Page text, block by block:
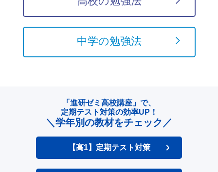
中学の勉強法
「進研ゼミ高校講座」で、
定期テスト対策の効率UP！
＼学年別の教材をチェック／
【高1】定期テスト対策